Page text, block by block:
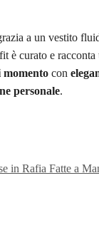
a un vestito
è curato e
momentocon
personale.
in Rafia Fatte a